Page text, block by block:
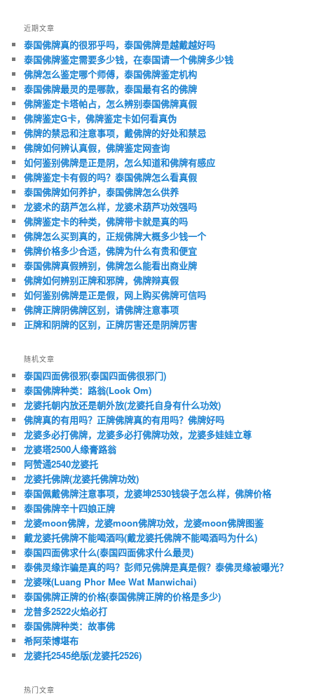
近期文章
泰国佛牌真的很邪乎吗，泰国佛牌是越戴越好吗
泰国佛牌鉴定需要多少钱，在泰国请一个佛牌多少钱
佛牌怎么鉴定哪个师傅，泰国佛牌鉴定机构
泰国佛牌最灵的是哪款，泰国最有名的佛牌
佛牌鉴定卡塔帕占，怎么辨别泰国佛牌真假
佛牌鉴定G卡，佛牌鉴定卡如何看真伪
佛牌的禁忌和注意事项，戴佛牌的好处和禁忌
佛牌如何辨认真假，佛牌鉴定网查询
如何鉴别佛牌是正是阴，怎么知道和佛牌有感应
佛牌鉴定卡有假的吗？泰国佛牌怎么看真假
泰国佛牌如何养护，泰国佛牌怎么供养
龙婆术的葫芦怎么样，龙婆术葫芦功效强吗
佛牌鉴定卡的种类，佛牌带卡就是真的吗
佛牌怎么买到真的，正规佛牌大概多少钱一个
佛牌价格多少合适，佛牌为什么有贵和便宜
泰国佛牌真假辨别，佛牌怎么能看出商业牌
佛牌如何辨别正牌和邪牌，佛牌辩真假
如何鉴别佛牌是正是假，网上购买佛牌可信吗
佛牌正牌阴佛牌区别，请佛牌注意事项
正牌和阴牌的区别，正牌厉害还是阴牌厉害
随机文章
泰国四面佛很邪(泰国四面佛很邪门)
泰国佛牌种类：路翁(Look Om)
龙婆托朝内放还是朝外放(龙婆托自身有什么功效)
佛牌真的有用吗？正牌佛牌真的有用吗？佛牌好吗
龙婆多必打佛牌，龙婆多必打佛牌功效，龙婆多娃娃立尊
龙婆塔2500人缘膏路翁
阿赞通2540龙婆托
龙婆托佛牌(龙婆托佛牌功效)
泰国佩戴佛牌注意事项，龙婆坤2530钱袋子怎么样，佛牌价格
泰国佛牌辛十四娘正牌
龙婆moon佛牌，龙婆moon佛牌功效，龙婆moon佛牌图鉴
戴龙婆托佛牌不能喝酒吗(戴龙婆托佛牌不能喝酒吗为什么)
泰国四面佛求什么(泰国四面佛求什么最灵)
泰佛灵缘诈骗是真的吗？彭师兄佛牌是真是假？泰佛灵缘被曝光？
龙婆咪(Luang Phor Mee Wat Manwichai)
泰国佛牌正牌的价格(泰国佛牌正牌的价格是多少)
龙普多2522火焰必打
泰国佛牌种类：故事佛
希阿荣博堪布
龙婆托2545绝版(龙婆托2526)
热门文章